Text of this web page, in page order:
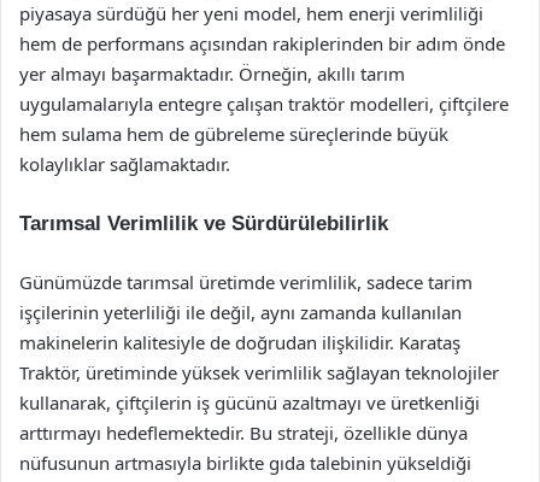
piyasaya sürdüğü her yeni model, hem enerji verimliliği
hem de performans açısından rakiplerinden bir adım önde
yer almayı başarmaktadır. Örneğin, akıllı tarım
uygulamalarıyla entegre çalışan traktör modelleri, çiftçilere
hem sulama hem de gübreleme süreçlerinde büyük
kolaylıklar sağlamaktadır.
Tarımsal Verimlilik ve Sürdürülebilirlik
Günümüzde tarımsal üretimde verimlilik, sadece tarim
işçilerinin yeterliliği ile değil, aynı zamanda kullanılan
makinelerin kalitesiyle de doğrudan ilişkilidir. Karataş
Traktör, üretiminde yüksek verimlilik sağlayan teknolojiler
kullanarak, çiftçilerin iş gücünü azaltmayı ve üretkenliği
arttırmayı hedeflemektedir. Bu strateji, özellikle dünya
nüfusunun artmasıyla birlikte gıda talebinin yükseldiği